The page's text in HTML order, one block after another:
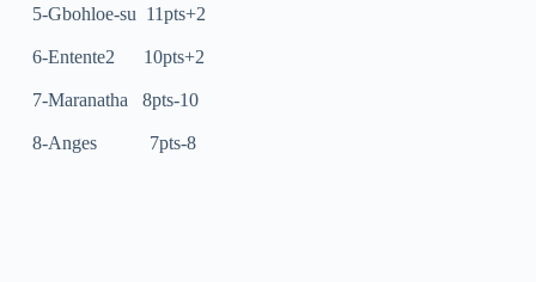
5-Gbohloe-su 11pts+2
6-Entente2 10pts+2
7-Maranatha 8pts-10
8-Anges 7pts-8